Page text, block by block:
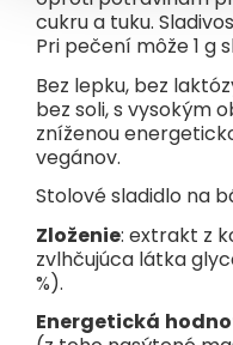
cukru a tuku.
Pri pečení môže 1 g
Bez lepku, bez
bez soli, s vysokým
zníženou
vegánov.
Stolové sladidlo na
Zloženie: extrakt z
zvlhčujúca látka
%).
Energetická